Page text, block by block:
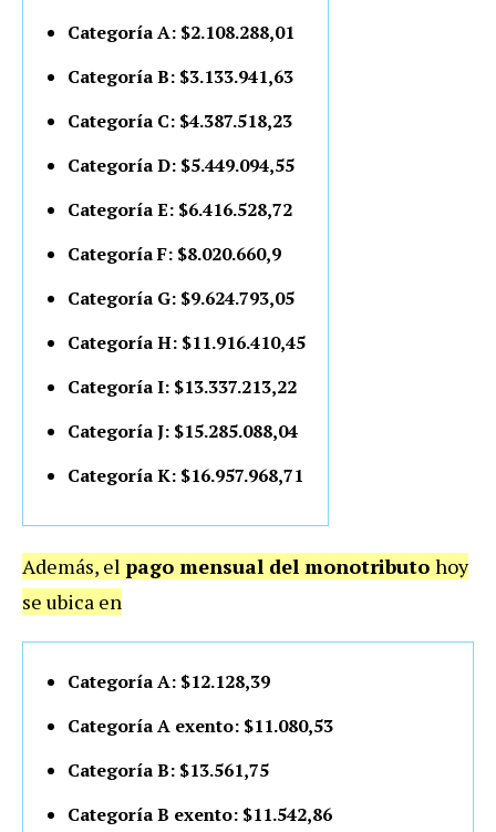
Categoría A: $2.108.288,01
Categoría B: $3.133.941,63
Categoría C: $4.387.518,23
Categoría D: $5.449.094,55
Categoría E: $6.416.528,72
Categoría F: $8.020.660,9
Categoría G: $9.624.793,05
Categoría H: $11.916.410,45
Categoría I: $13.337.213,22
Categoría J: $15.285.088,04
Categoría K: $16.957.968,71
Además, el pago mensual del monotributo hoy
se ubica en
Categoría A: $12.128,39
Categoría A exento: $11.080,53
Categoría B: $13.561,75
Categoría B exento: $11.542,86